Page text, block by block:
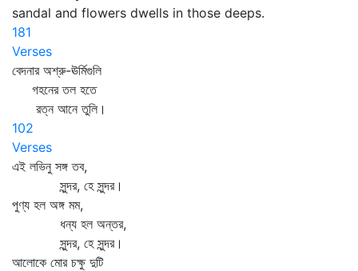
sandal and flowers dwells in those deeps.
181
Verses
বেদনার অশ্রু-ঊর্মিগুলি
গহনের তল হতে
রত্ন আনে তুলি।
102
Verses
এই লভিনু সঙ্গ তব,
সুন্দর, হে সুন্দর।
পুণ্য হল অঙ্গ মম,
ধন্য হল অন্তর,
সুন্দর, হে সুন্দর।
আলোকে মোর চক্ষু দুটি